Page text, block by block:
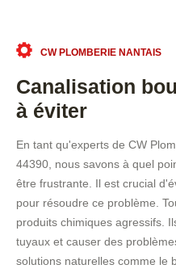
CW PLOMBERIE NANTAIS
Canalisation
à éviter
En tant qu'experts de CW
44390, nous savons à quel
être frustrante. Il est crucial
pour résoudre ce problème.
produits chimiques agressifs.
tuyaux et causer des
solutions naturelles comme le